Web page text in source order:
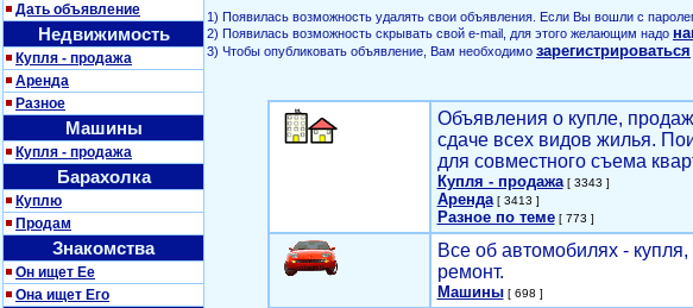
Дать объявление
Недвижимость
Купля - продажа
Аренда
Разное
Машины
Купля - продажа
Барахолка
Куплю
Продам
Знакомства
Он ищет Ее
Она ищет Его
1) Появилась возможность удалять свои объявления. Если Вы вошли с
2) Появилась возможность скрывать свой е-mail, для этого желающим надо
3) Чтобы опубликовать объявление, Вам необходимо зарегистрироваться
Объявления о купле,
сдаче всех видов жилья.
для совместного съема
Купля - продажа[ 3343 ]
Аренда[ 3413 ]
Разное по теме[ 773 ]
Все об автомобилях -
ремонт.
Машины[ 698 ]